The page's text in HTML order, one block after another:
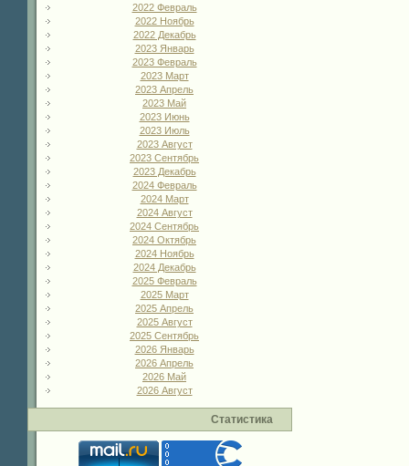
2022 Февраль
2022 Ноябрь
2022 Декабрь
2023 Январь
2023 Февраль
2023 Март
2023 Апрель
2023 Май
2023 Июнь
2023 Июль
2023 Август
2023 Сентябрь
2023 Декабрь
2024 Февраль
2024 Март
2024 Август
2024 Сентябрь
2024 Октябрь
2024 Ноябрь
2024 Декабрь
2025 Февраль
2025 Март
2025 Апрель
2025 Август
2025 Сентябрь
2026 Январь
2026 Апрель
2026 Май
2026 Август
Статистика